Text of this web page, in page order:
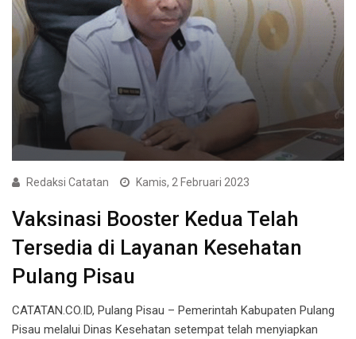
Redaksi Catatan Kamis, 2 Februari 2023
Vaksinasi Booster Kedua Telah
Tersedia di Layanan Kesehatan
Pulang Pisau
CATATAN.CO.ID, Pulang Pisau – Pemerintah Kabupaten Pulang
Pisau melalui Dinas Kesehatan setempat telah menyiapkan